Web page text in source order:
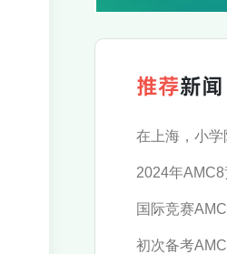
推荐新闻